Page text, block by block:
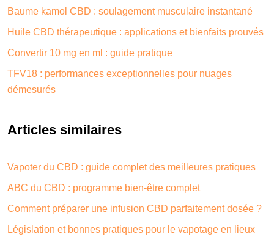
Baume kamol CBD : soulagement musculaire instantané
Huile CBD thérapeutique : applications et bienfaits prouvés
Convertir 10 mg en ml : guide pratique
TFV18 : performances exceptionnelles pour nuages
démesurés
Articles similaires
Vapoter du CBD : guide complet des meilleures pratiques
ABC du CBD : programme bien-être complet
Comment préparer une infusion CBD parfaitement dosée ?
Législation et bonnes pratiques pour le vapotage en lieux